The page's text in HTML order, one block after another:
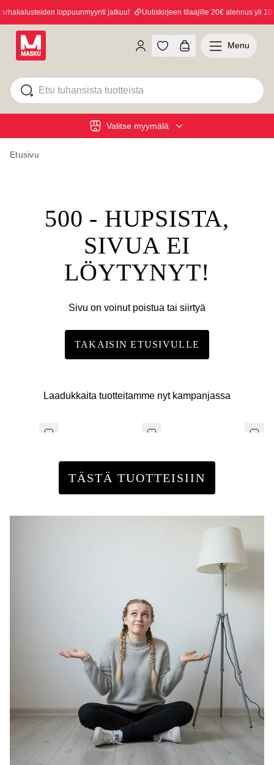
loppuunmyynti jatkuu! Uutiskirjeen tilaajille 20€ alennus yli
Valitse myymälä
Menu
Etusivu
500 - HUPSISTA,
SIVUA EI
LÖYTYNYT!
Sivu on voinut poistua tai siirtyä
TAKAISIN ETUSIVULLE
Laadukkaita tuotteitamme nyt kampanjassa
TÄSTÄ TUOTTEISIIN